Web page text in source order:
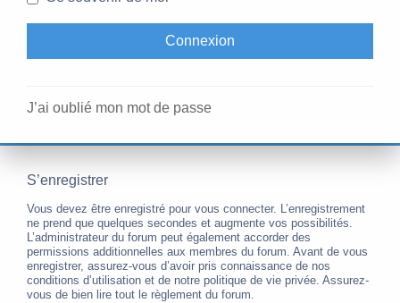
J’ai oublié mon mot de passe
S’enregistrer
Vous devez être enregistré pour vous connecter. L’enregistrement
ne prend que quelques secondes et augmente vos possibilités.
L’administrateur du forum peut également accorder des
permissions additionnelles aux membres du forum. Avant de vous
enregistrer, assurez-vous d’avoir pris connaissance de nos
conditions d’utilisation et de notre politique de vie privée. Assurez-
vous de bien lire tout le règlement du forum.